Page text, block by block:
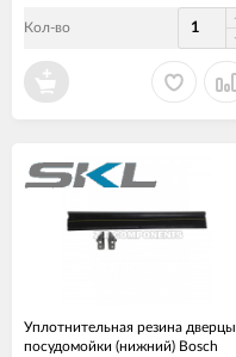
Кол-во
Уплотнительная резина дверцы
посудомойки (нижний) Bosch